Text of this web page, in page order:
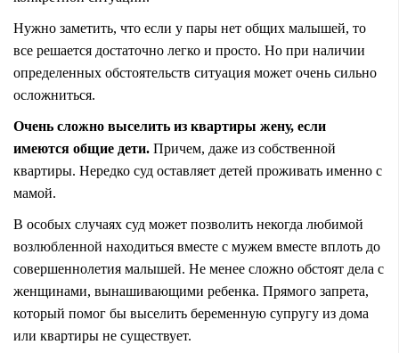
Нужно заметить, что если у пары нет общих малышей, то
все решается достаточно легко и просто. Но при наличии
определенных обстоятельств ситуация может очень сильно
осложниться.
Очень сложно выселить из квартиры жену, если
имеются общие дети. Причем, даже из собственной
квартиры. Нередко суд оставляет детей проживать именно с
мамой.
В особых случаях суд может позволить некогда любимой
возлюбленной находиться вместе с мужем вместе вплоть до
совершеннолетия малышей. Не менее сложно обстоят дела с
женщинами, вынашивающими ребенка. Прямого запрета,
который помог бы выселить беременную супругу из дома
или квартиры не существует.